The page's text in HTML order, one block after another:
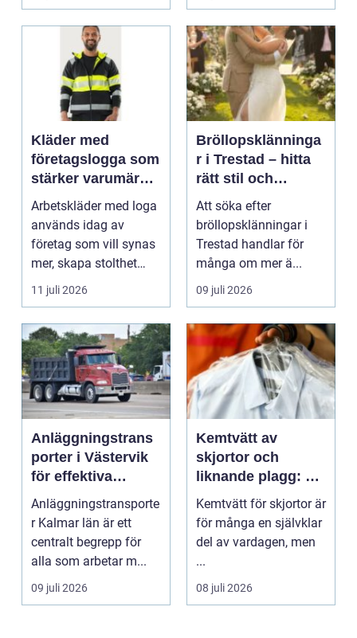
Kläder med
företagslogga som
stärker varumärket
varje dag
Arbetskläder med loga
används idag av
företag som vill synas
mer, skapa stolthet
inte...
11 juli 2026
Bröllopsklänninga
r i Trestad – hitta
rätt stil och
passform inför den
stora dagen
Att söka efter
bröllopsklänningar i
Trestad handlar för
många om mer ä...
09 juli 2026
Anläggningstrans
porter i Västervik
för effektiva
byggprojekt
Anläggningstransporte
r Kalmar län är ett
centralt begrepp för
alla som arbetar m...
09 juli 2026
Kemtvätt av
skjortor och
liknande plagg: Så
fungerar
professionell
klädvård i
Kemtvätt för skjortor är
för många en självklar
del av vardagen, men
...
08 juli 2026